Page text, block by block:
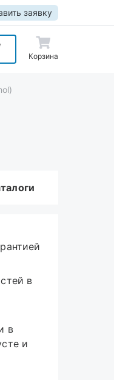
заявку
Корзина
в
в
и